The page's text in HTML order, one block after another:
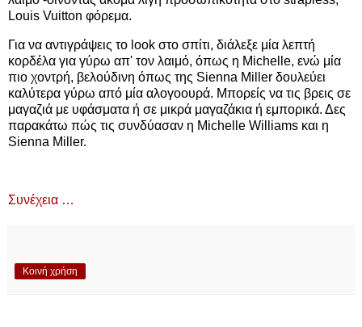
Louis Vuitton φόρεμα.
Για να αντιγράψεις το look στο σπίτι, διάλεξε μία λεπτή
κορδέλα για γύρω απ' τον λαιμό, όπως η Michelle, ενώ μία
πιο χοντρή, βελούδινη όπως της Sienna Miller δουλεύει
καλύτερα γύρω από μία αλογοουρά. Μπορείς να τις βρεις σε
μαγαζιά με υφάσματα ή σε μικρά μαγαζάκια ή εμπορικά. Δες
παρακάτω πώς τις συνδύασαν η Michelle Williams και η
Sienna Miller.
Συνέχεια …
Κοινή χρήση